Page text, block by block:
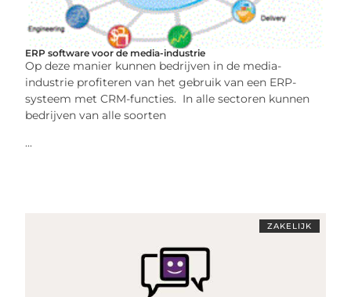
ERP software voor de media-industrie
Op deze manier kunnen bedrijven in de media-
industrie profiteren van het gebruik van een ERP-
systeem met CRM-functies. In alle sectoren kunnen
bedrijven van alle soorten
...
ZAKELIJK